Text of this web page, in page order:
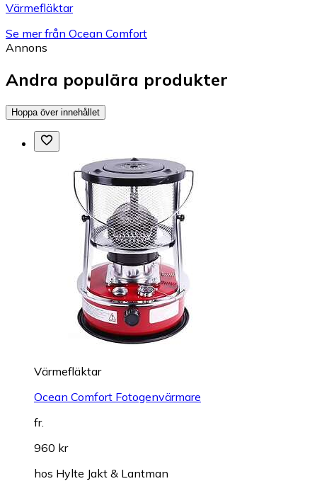
Värmefläktar
Se mer från Ocean Comfort
Annons
Andra populära produkter
Hoppa över innehållet
Värmefläktar
Ocean Comfort Fotogenvärmare
fr.
960 kr
hos Hylte Jakt & Lantman